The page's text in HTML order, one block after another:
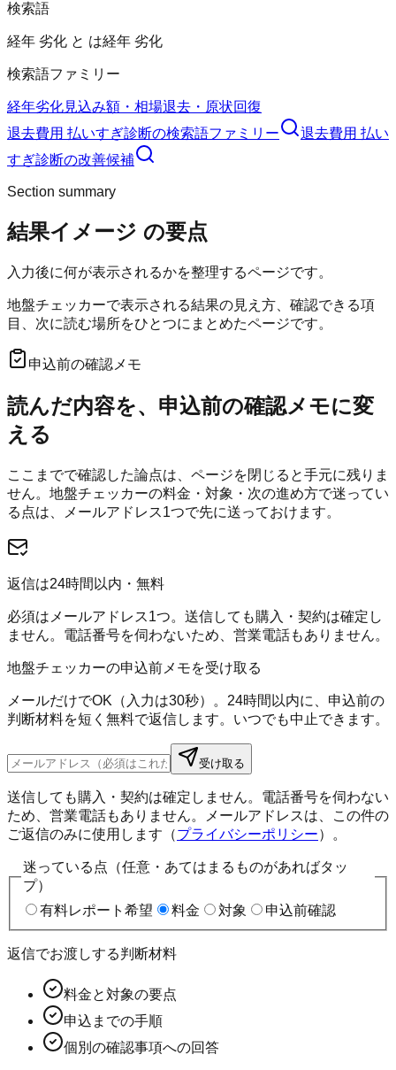
検索語
経年 劣化 と は経年 劣化
検索語ファミリー
経年劣化見込み額・相場退去・原状回復
退去費用 払いすぎ診断の検索語ファミリー
退去費用 払い
すぎ診断の改善候補
Section summary
結果イメージ の要点
入力後に何が表示されるかを整理するページです。
地盤チェッカーで表示される結果の見え方、確認できる項
目、次に読む場所をひとつにまとめたページです。
申込前の確認メモ
読んだ内容を、申込前の確認メモに変
える
ここまでで確認した論点は、ページを閉じると手元に残りま
せん。 地盤チェッカーの料金・対象・次の進め方で迷ってい
る点は、メールアドレス1つで先に送っておけます。
返信は24時間以内・無料
必須はメールアドレス1つ。送信しても購入・契約は確定し
ません。電話番号を伺わないため、営業電話もありません。
地盤チェッカーの申込前メモを受け取る
メールだけでOK（入力は30秒）。24時間以内に、申込前の
判断材料を短く無料で返信します。いつでも中止できます。
受け取る
送信しても購入・契約は確定しません。電話番号を伺わない
ため、営業電話もありません。メールアドレスは、この件の
ご返信のみに使用します（プライバシーポリシー）。
迷っている点（任意・あてはまるものがあればタッ
プ）
有料レポート希望
料金 対象 申込前確認
返信でお渡しする判断材料
料金と対象の要点
申込までの手順
個別の確認事項への回答